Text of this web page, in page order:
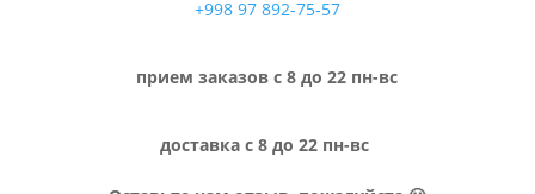
+998 97 892-75-57
прием заказов с 8 до 22 пн-вс
доставка с 8 до 22 пн-вс